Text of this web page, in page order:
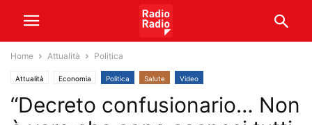
Home Attualità Politica
Attualità Economia Politica Salute Video
“Decreto confusionario… Non